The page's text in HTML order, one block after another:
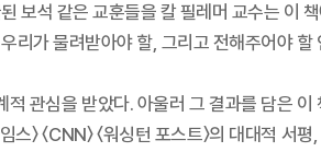
보석 같은 교훈들을 칼 필레머 교수는 이
리가 물려받아야 할, 그리고 전해주어야 할
적 관심을 받았다. 아울러 그 결과를 담은
스〉 〈CNN〉 〈워싱턴 포스트〉의 대대